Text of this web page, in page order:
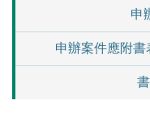
申
申辦案件應附